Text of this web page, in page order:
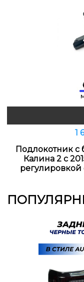
1
Подлокотник с
Калина 2 с